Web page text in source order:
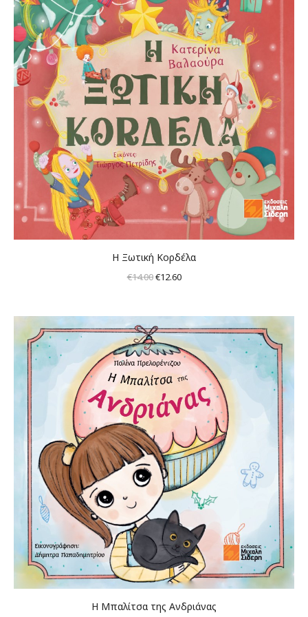
Η Ξωτική Κορδέλα
€14.00Original
€14.00.
€12.60Η
είναι:
€12.60.
Η Μπαλίτσα της Ανδριάνας